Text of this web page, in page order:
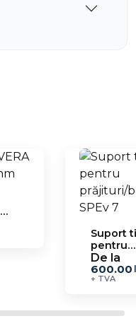
Suport
pentru
SPEv 7
De la
600.00
+ TVA